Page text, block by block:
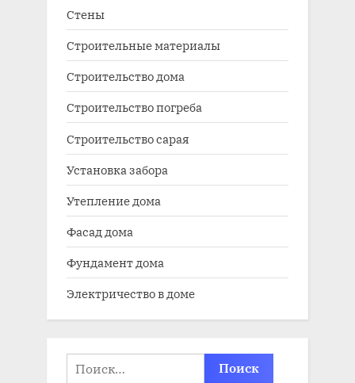
Стены
Строительные материалы
Строительство дома
Строительство погреба
Строительство сарая
Установка забора
Утепление дома
Фасад дома
Фундамент дома
Электричество в доме
Найти: